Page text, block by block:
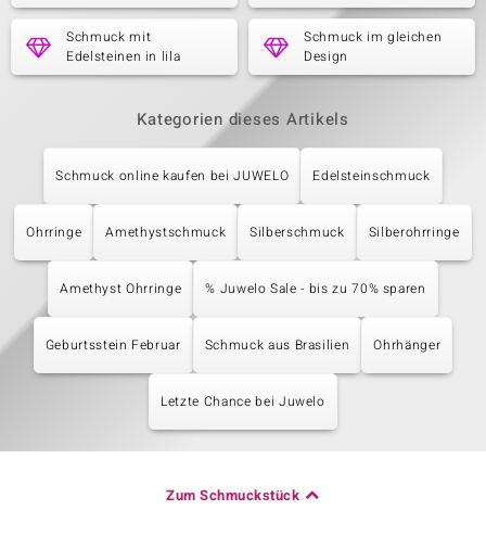
Schmuck mit
Edelsteinen in lila
Schmuck im gleichen
Design
Kategorien dieses Artikels
Schmuck online kaufen bei JUWELO Edelsteinschmuck
Ohrringe Amethystschmuck Silberschmuck Silberohrringe
Amethyst Ohrringe % Juwelo Sale - bis zu 70% sparen
Geburtsstein Februar Schmuck aus Brasilien Ohrhänger
Letzte Chance bei Juwelo
Zum Schmuckstück